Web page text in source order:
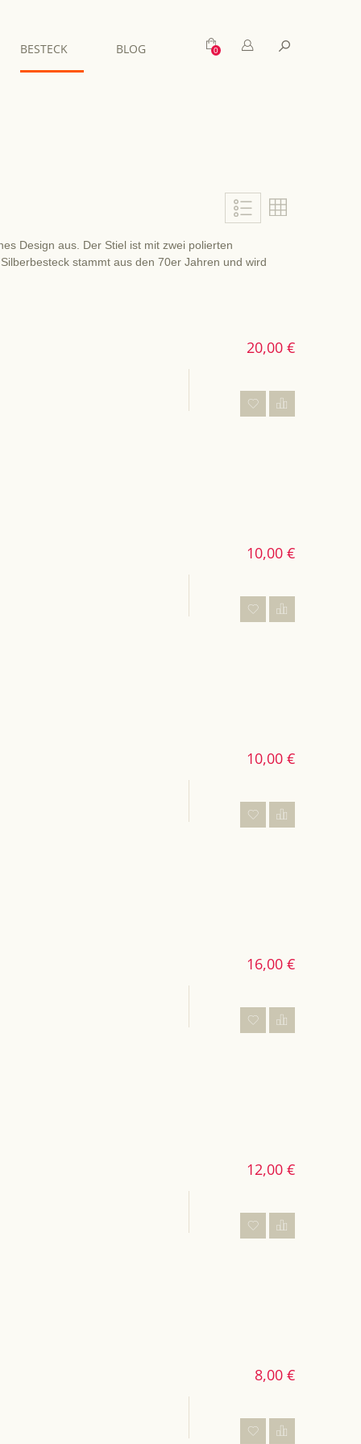
BESTECK BLOG Mein WarenkorbSuche
Design aus. Der Stiel ist mit zwei polierten
stammt aus den 70er Jahren und wird
Liste
20,00 €
10,00 €
10,00 €
16,00 €
12,00 €
8,00 €